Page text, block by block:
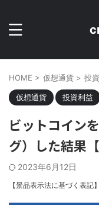
HOME > 仮想通貨 > 投
仮想通貨 投資利益
ビットコイン
グ）した結果
2023年6月12日
【景品表示法に基づく表記